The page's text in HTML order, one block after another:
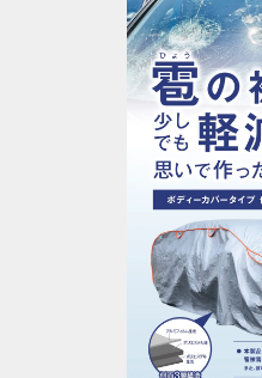
プライバシーポリシー